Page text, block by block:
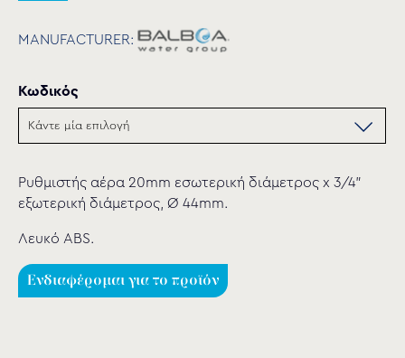
MANUFACTURER:
Κωδικός
Ρυθμιστής αέρα 20mm εσωτερική διάμετρος x 3/4”
εξωτερική διάμετρος, Ø 44mm.
Λευκό ABS.
Ενδιαφέρομαι για το προϊόν